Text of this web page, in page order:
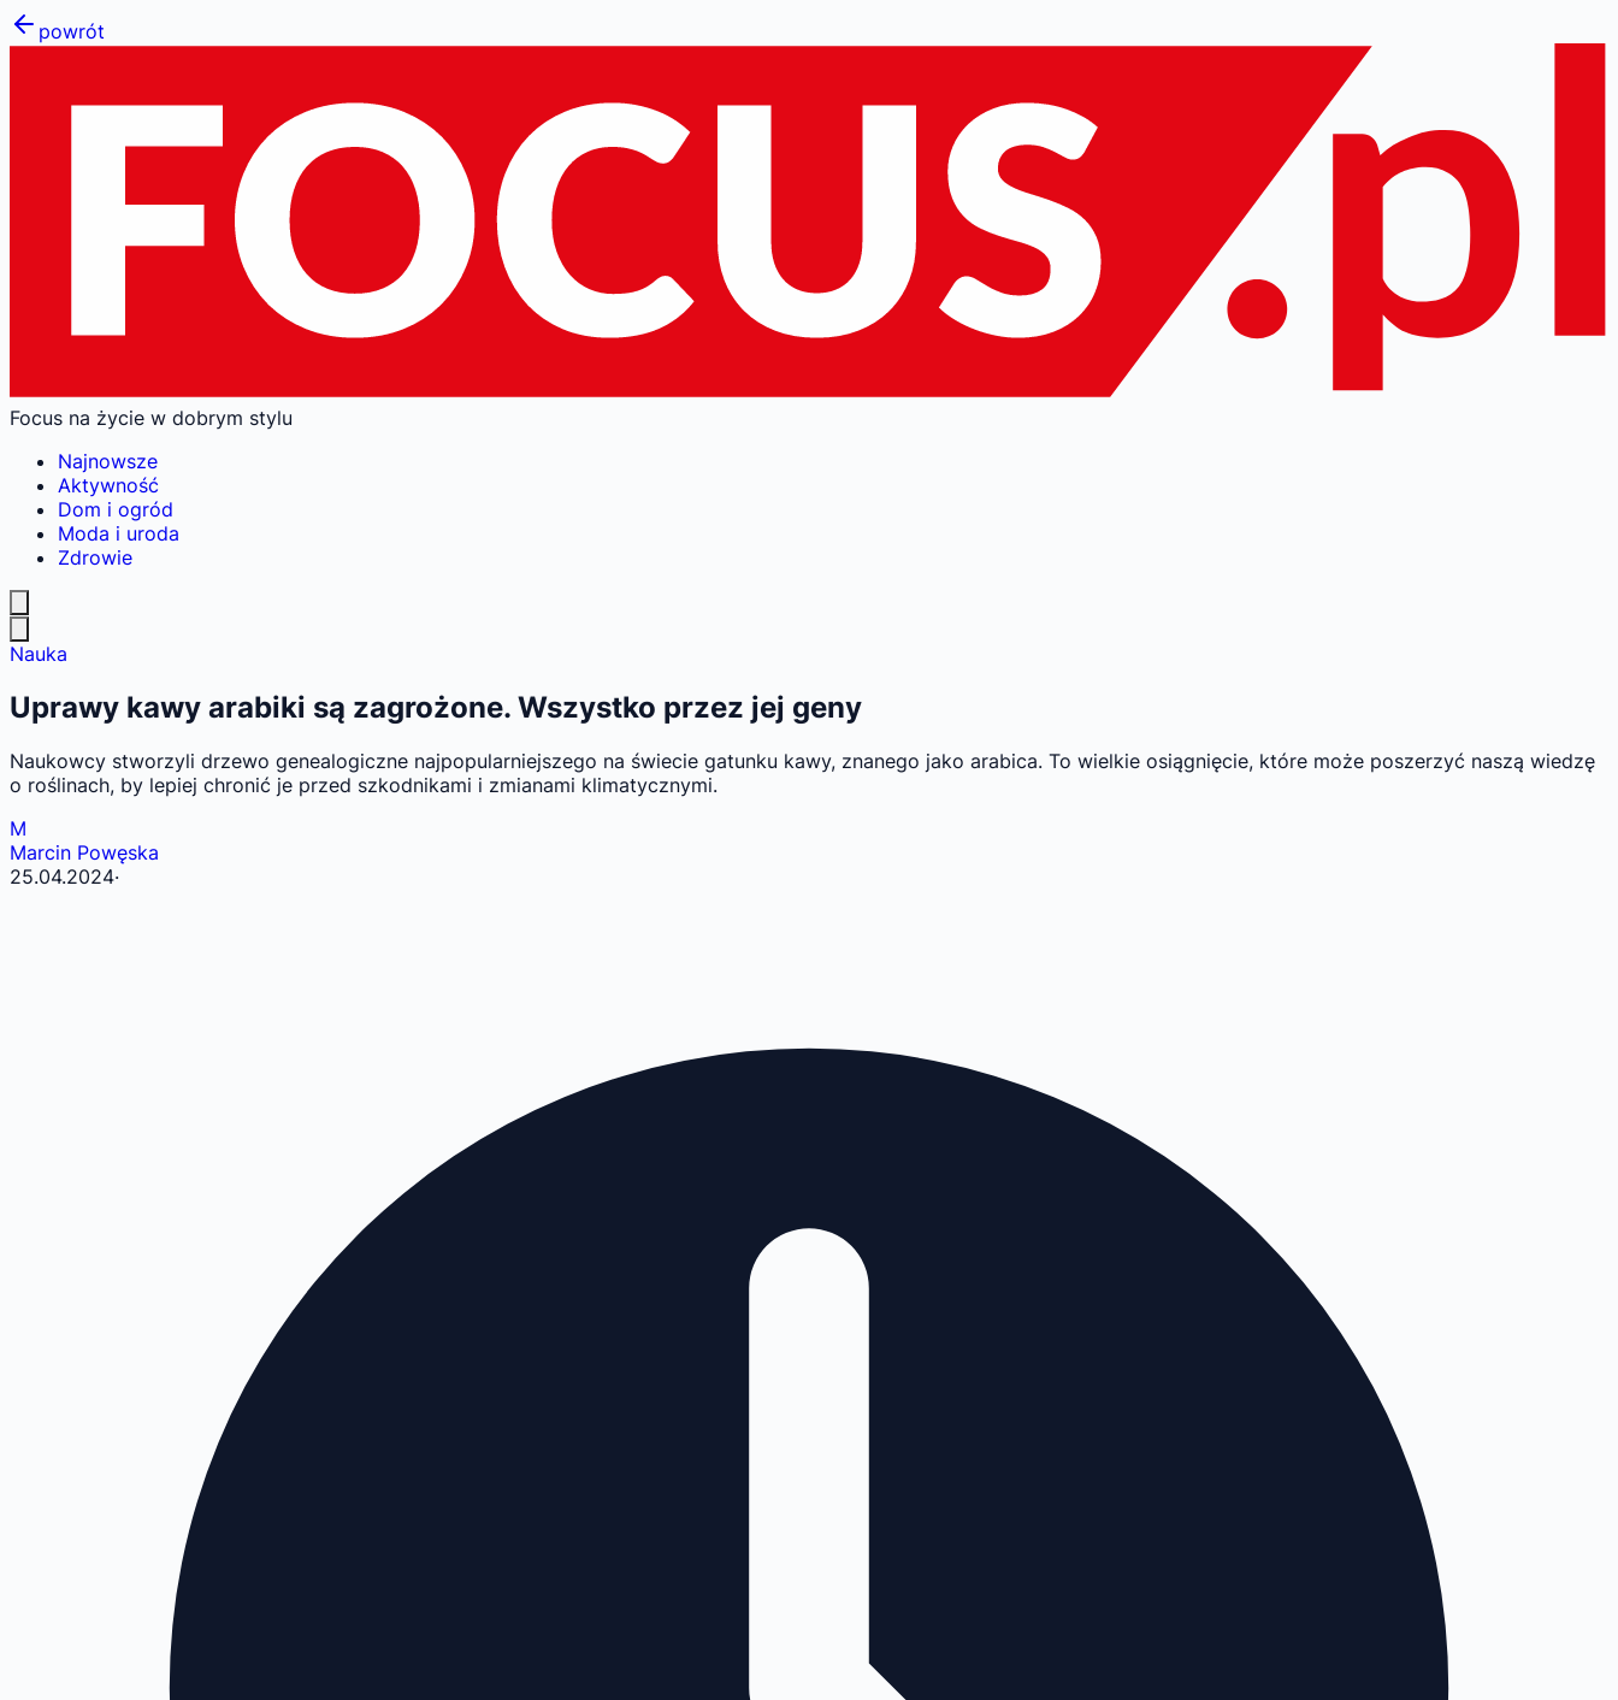
powrót
Focus na życie w dobrym stylu
Najnowsze
Aktywność
Dom i ogród
Moda i uroda
Zdrowie
Nauka
Uprawy kawy arabiki są zagrożone. Wszystko przez jej geny
Naukowcy stworzyli drzewo genealogiczne najpopularniejszego na świecie gatunku kawy, znanego jako arabica. To wielkie osiągnięcie, które może poszerzyć naszą wiedzę
o roślinach, by lepiej chronić je przed szkodnikami i zmianami klimatycznymi.
M
Marcin Powęska
25.04.2024·